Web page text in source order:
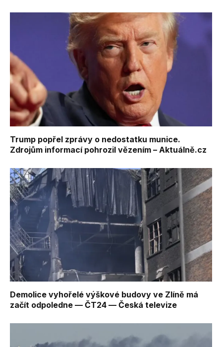
Trump popřel zprávy o nedostatku munice.
Zdrojům informací pohrozil vězením – Aktuálně.cz
Demolice vyhořelé výškové budovy ve Zlíně má
začít odpoledne — ČT24 — Česká televize